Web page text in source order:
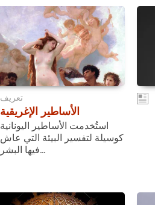
تعريف
الأساطير الإغريقية
استُخدمت الأساطير اليونانية
كوسيلة لتفسير البيئة التي عاش
فيها البشر...